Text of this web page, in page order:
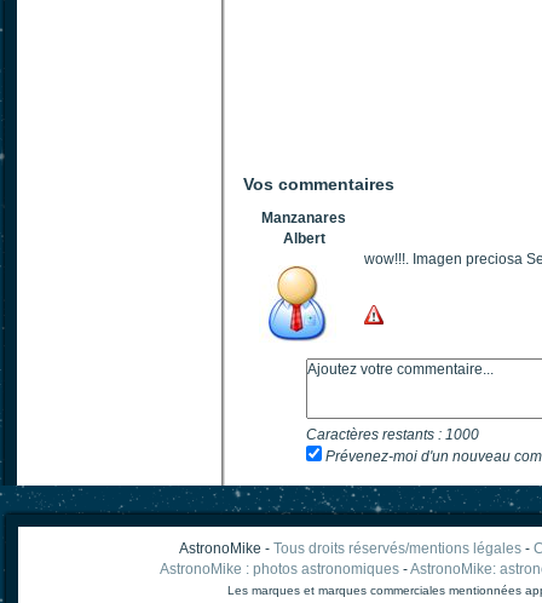
Vos commentaires
Manzanares
Albert
wow!!!. Imagen preciosa
Caractères restants : 1000
Prévenez-moi d'un nouveau
AstronoMike - Tous droits réservés/mentions légales-
AstronoMike : photos astronomiques -AstronoMike:
Les marques et marques commerciales mentionnées